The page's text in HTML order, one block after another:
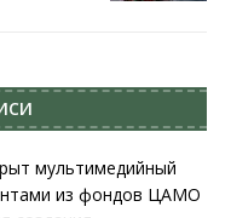
мультимедийный
из фондов ЦАМО